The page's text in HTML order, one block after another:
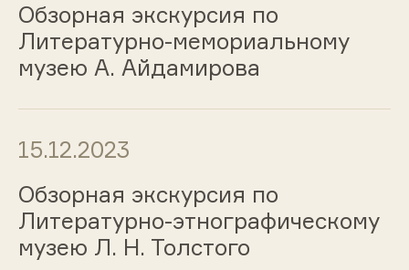
Обзорная экскурсия по
Литературно-мемориальному
музею А. Айдамирова
15.12.2023
Обзорная экскурсия по
Литературно-этнографическому
музею Л. Н. Толстого